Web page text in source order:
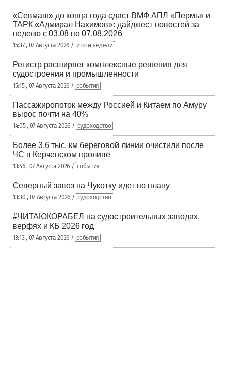
«Севмаш» до конца года сдаст ВМФ АПЛ «Пермь» и
ТАРК «Адмирал Нахимов»: дайджест новостей за
неделю с 03.08 по 07.08.2026
15:37 , 07 Августа 2026 / итоги недели
Регистр расширяет комплексные решения для
судостроения и промышленности
15:15 , 07 Августа 2026 / события
Пассажиропоток между Россией и Китаем по Амуру
вырос почти на 40%
14:05 , 07 Августа 2026 / судоходство
Более 3,6 тыс. км береговой линии очистили после
ЧС в Керченском проливе
13:46 , 07 Августа 2026 / события
Северный завоз на Чукотку идет по плану
13:30 , 07 Августа 2026 / судоходство
#ЧИТАЮКОРАБЕЛ на судостроительных заводах,
верфях и КБ 2026 год
13:13 , 07 Августа 2026 / события